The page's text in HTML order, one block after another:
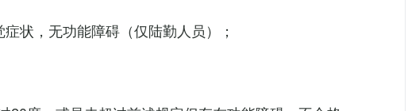
状，无功能障碍（仅陆勤人员）；